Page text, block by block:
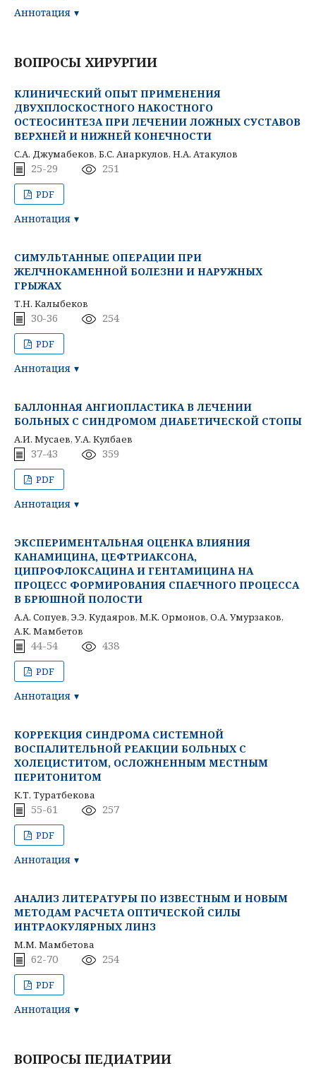
Аннотация
ВОПРОСЫ ХИРУРГИИ
КЛИНИЧЕСКИЙ ОПЫТ ПРИМЕНЕНИЯ
ДВУХПЛОСКОСТНОГО НАКОСТНОГО
ОСТЕОСИНТЕЗА ПРИ ЛЕЧЕНИИ ЛОЖНЫХ СУСТАВОВ
ВЕРХНЕЙ И НИЖНЕЙ КОНЕЧНОСТИ
С.А. Джумабеков, Б.С. Анаркулов, Н.А. Атакулов
25-29 251
PDF
Аннотация
СИМУЛЬТАННЫЕ ОПЕРАЦИИ ПРИ
ЖЕЛЧНОКАМЕННОЙ БОЛЕЗНИ И НАРУЖНЫХ
ГРЫЖАХ
Т.Н. Калыбеков
30-36 254
PDF
Аннотация
БАЛЛОННАЯ АНГИОПЛАСТИКА В ЛЕЧЕНИИ
БОЛЬНЫХ С СИНДРОМОМ ДИАБЕТИЧЕСКОЙ СТОПЫ
А.И. Мусаев, У.А. Кулбаев
37-43 359
PDF
Аннотация
ЭКСПЕРИМЕНТАЛЬНАЯ ОЦЕНКА ВЛИЯНИЯ
КАНАМИЦИНА, ЦЕФТРИАКСОНА,
ЦИПРОФЛОКСАЦИНА И ГЕНТАМИЦИНА НА
ПРОЦЕСС ФОРМИРОВАНИЯ СПАЕЧНОГО ПРОЦЕССА
В БРЮШНОЙ ПОЛОСТИ
А.А. Сопуев, Э.Э. Кудаяров, М.К. Ормонов, О.А. Умурзаков,
А.К. Мамбетов
44-54 438
PDF
Аннотация
КОРРЕКЦИЯ СИНДРОМА СИСТЕМНОЙ
ВОСПАЛИТЕЛЬНОЙ РЕАКЦИИ БОЛЬНЫХ С
ХОЛЕЦИСТИТОМ, ОСЛОЖНЕННЫМ МЕСТНЫМ
ПЕРИТОНИТОМ
К.Т. Туратбекова
55-61 257
PDF
Аннотация
АНАЛИЗ ЛИТЕРАТУРЫ ПО ИЗВЕСТНЫМ И НОВЫМ
МЕТОДАМ РАСЧЕТА ОПТИЧЕСКОЙ СИЛЫ
ИНТРАОКУЛЯРНЫХ ЛИНЗ
М.М. Мамбетова
62-70 254
PDF
Аннотация
ВОПРОСЫ ПЕДИАТРИИ